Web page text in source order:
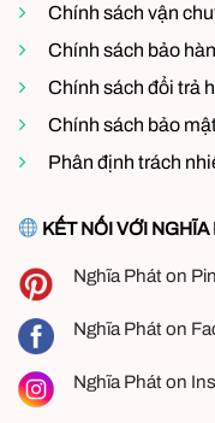
Chính sách vận
Chính sách bảo
Chính sách đổi trả
Chính sách bảo
Phân định trách
KẾT NỐI VỚI NGHĨA
Nghĩa Phát on
Nghĩa Phát on
Nghĩa Phát on